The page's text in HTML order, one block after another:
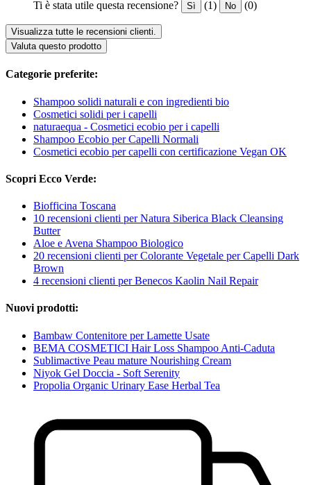
Ti è stata utile questa recensione? Sì (1) No (0)
Visualizza tutte le recensioni clienti.
Valuta questo prodotto
Categorie preferite:
Shampoo solidi naturali e con ingredienti bio
Cosmetici solidi per i capelli
naturaequa - Cosmetici ecobio per i capelli
Shampoo Ecobio per Capelli Normali
Cosmetici ecobio per capelli con certificazione Vegan OK
Scopri Ecco Verde:
Biofficina Toscana
10 recensioni clienti per Natura Siberica Black Cleansing
Butter
Aloe e Avena Shampoo Biologico
20 recensioni clienti per Colorante Vegetale per Capelli Dark
Brown
4 recensioni clienti per Benecos Kaolin Nail Repair
Nuovi prodotti:
Bambaw Contenitore per Lamette Usate
BEMA COSMETICI Hair Loss Shampoo Anti-Caduta
Sublimactive Peau mature Nourishing Cream
Niyok Gel Doccia - Soft Serenity
Propolia Organic Urinary Ease Herbal Tea